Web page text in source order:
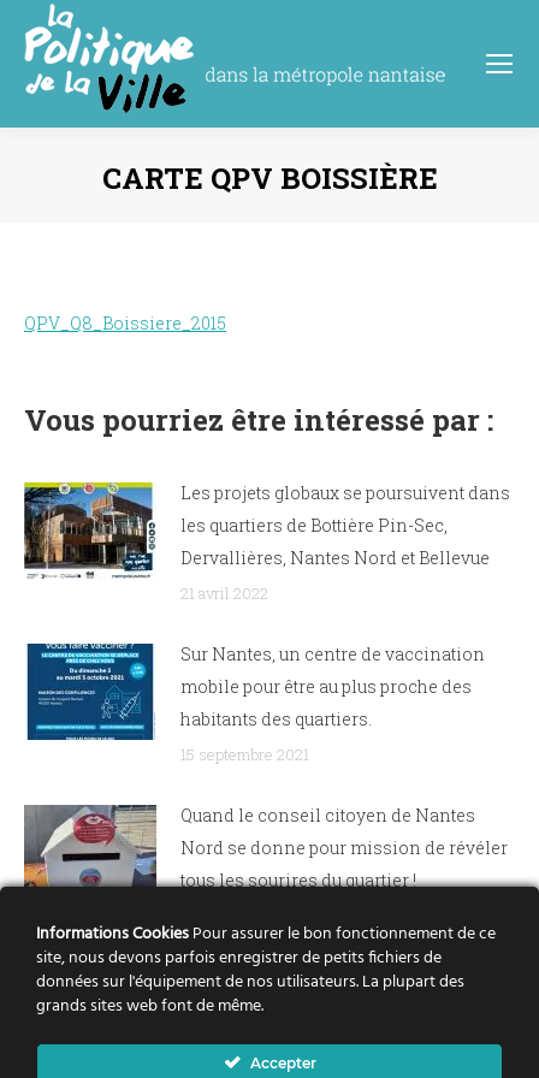
CARTE QPV BOISSIÈRE
QPV_Q8_Boissiere_2015
Vous pourriez être intéressé par :
Les projets globaux se poursuivent dans
les quartiers de Bottière Pin-Sec,
Dervallières, Nantes Nord et Bellevue
21 avril 2022
Sur Nantes, un centre de vaccination
mobile pour être au plus proche des
habitants des quartiers.
15 septembre 2021
Quand le conseil citoyen de Nantes
Nord se donne pour mission de révéler
tous les sourires du quartier !
La Mobil’O Projet et une boîte à sourires
pour créer du lien entre les habitant-e-s
et le conseil citoyen Nantes Nord
Informations CookiesPour assurer le bon fonctionnement de ce
site, nous devons parfois enregistrer de petits fichiers de
données sur l'équipement de nos utilisateurs. La plupart des
grands sites web font de même.
Accepter